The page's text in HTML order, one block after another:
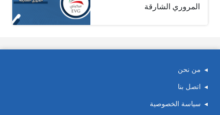
المروري الشارقة
من نحن
اتصل بنا
سياسة الخصوصية